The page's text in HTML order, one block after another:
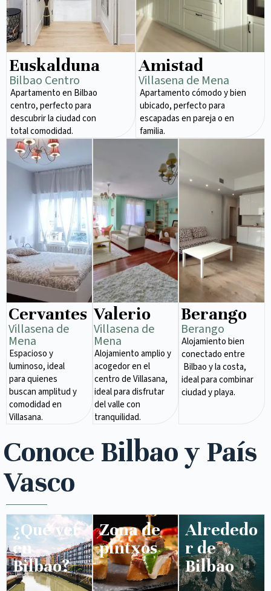
Euskalduna
Bilbao Centro
Apartamento en Bilbao
centro, perfecto para
descubrir la ciudad con
total comodidad.
Amistad
Villasena de Mena
Apartamento cómodo y bien
ubicado, perfecto para
escapadas en pareja o en
familia.
Cervantes
Villasena de
Mena​
Espacioso y
luminoso, ideal
para quienes
buscan amplitud y
comodidad en
Villasana.
Valerio
Villasena de
Mena​
Alojamiento amplio y
acogedor en el
centro de Villasana,
ideal para disfrutar
del valle con
tranquilidad.
Berango
Berango
Alojamiento bien
conectado entre
Bilbao y la costa,
ideal para combinar
ciudad y playa.
Conoce Bilbao y País
Vasco
¿Qué ver
en
Bilbao?
Zona de
pintxos​
Alrededo
r de
Bilbao